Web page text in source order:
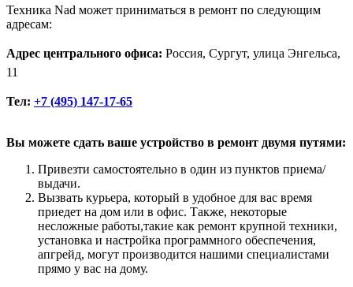
Техника Nad может приниматься в ремонт по следующим
адресам:
Адрес центрального офиса: Россия, Сургут, улица Энгельса,
11
Тел: +7 (495) 147-17-65
Вы можете сдать ваше устройство в ремонт двумя путями:
Привезти самостоятельно в один из пунктов приема/
выдачи.
Вызвать курьера, который в удобное для вас время
приедет на дом или в офис. Также, некоторые
несложные работы,такие как ремонт крупной техники,
установка и настройка программного обеспечения,
апгрейд, могут производится нашими специалистами
прямо у вас на дому.